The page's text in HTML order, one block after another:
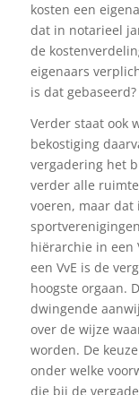
kosten een
dat in notarieel
de
eigenaars
is dat gebaseerd?
Verder staat ook
bekostiging
vergadering het
verder alle
voeren, maar
hiërarchie in een
een VvE is de
hoogste orgaan.
dwingende
over de wijze
worden. De
onder welke
die bij de